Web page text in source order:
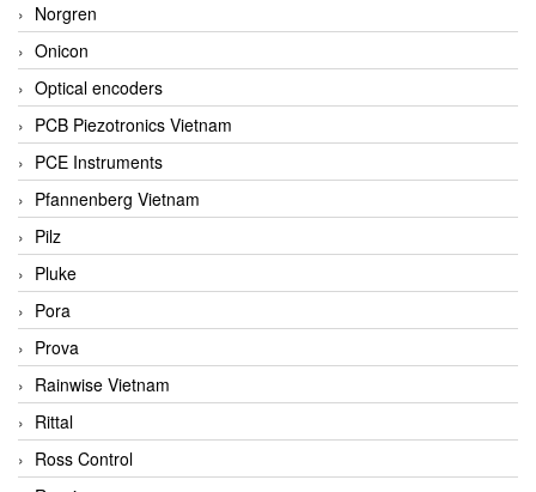
Norgren
Onicon
Optical encoders
PCB Piezotronics Vietnam
PCE Instruments
Pfannenberg Vietnam
Pilz
Pluke
Pora
Prova
Rainwise Vietnam
Rittal
Ross Control